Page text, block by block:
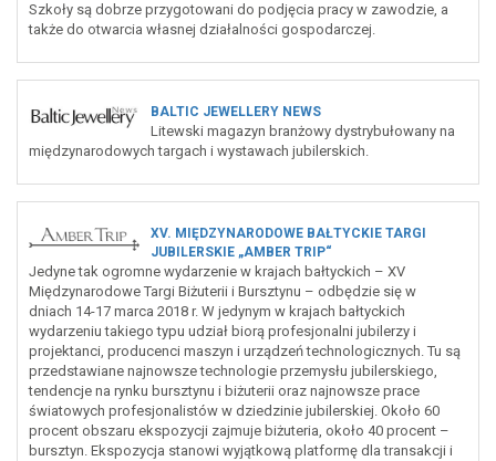
Szkoły są dobrze przygotowani do podjęcia pracy w zawodzie, a
także do otwarcia własnej działalności gospodarczej.
BALTIC JEWELLERY NEWS
Litewski magazyn branżowy dystrybułowany na
międzynarodowych targach i wystawach jubilerskich.
XV. MIĘDZYNARODOWE BAŁTYCKIE TARGI
JUBILERSKIE „AMBER TRIP“
Jedyne tak ogromne wydarzenie w krajach bałtyckich – XV
Międzynarodowe Targi Biżuterii i Bursztynu – odbędzie się w
dniach 14-17 marca 2018 r. W jedynym w krajach bałtyckich
wydarzeniu takiego typu udział biorą profesjonalni jubilerzy i
projektanci, producenci maszyn i urządzeń technologicznych. Tu są
przedstawiane najnowsze technologie przemysłu jubilerskiego,
tendencje na rynku bursztynu i biżuterii oraz najnowsze prace
światowych profesjonalistów w dziedzinie jubilerskiej. Około 60
procent obszaru ekspozycji zajmuje biżuteria, około 40 procent –
bursztyn. Ekspozycja stanowi wyjątkową platformę dla transakcji i